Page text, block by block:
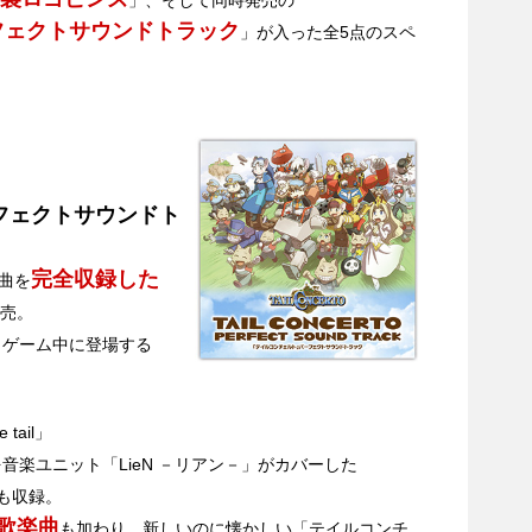
クトサウンドトラック 」が入った全5点のスペ
クトサウンドト
を完全収録した
。
ーム中に登場する
tail」
楽ユニット「LieN －リアン－」がカバーした
収録。
楽曲も加わり、新しいのに懐かしい「テイルコンチ